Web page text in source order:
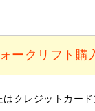
ークリフト購
クレジットカー